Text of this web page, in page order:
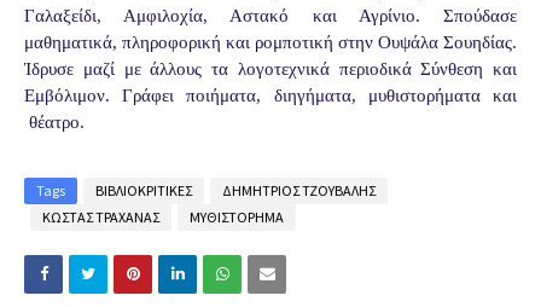
Γαλαξείδι, Αμφιλοχία, Αστακό και Αγρίνιο. Σπούδασε
μαθηματικά, πληροφορική και ρομποτική στην Ουψάλα Σουηδίας.
Ίδρυσε μαζί με άλλους τα λογοτεχνικά περιοδικά Σύνθεση και
Εμβόλιμον. Γράφει ποιήματα, διηγήματα, μυθιστορήματα και
θέατρο.
Tags ΒΙΒΛΙΟΚΡΙΤΙΚΕΣ
ΔΗΜΗΤΡΙΟΣ ΤΖΟΥΒΑΛΗΣ
ΚΩΣΤΑΣ ΤΡΑΧΑΝΑΣ
ΜΥΘΙΣΤΟΡΗΜΑ